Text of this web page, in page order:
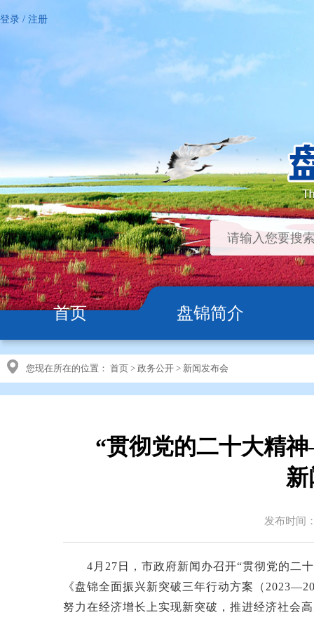
登录 / 注册
首页 盘锦简介
您现在所在的位置： 首页 > 政务公开 > 新闻发布会
“贯彻党的二十大精
发布时间
4月27日，市政府新闻办召开“贯彻党的二
《盘锦全面振兴新突破三年行动方案（
努力在经济增长上实现新突破，推进经济社会